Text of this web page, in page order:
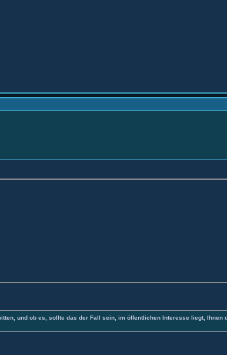
und ob es, sollte das der Fall sein, im öffentlichen Interesse liegt, Ihnen